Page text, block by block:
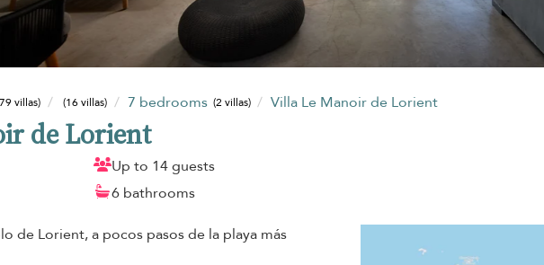
villas) (16 villas) 7 bedrooms (2 villas) Villa Le Manoir de Lorient
de Lorient
Up to 14 guests
6 bathrooms
de Lorient, a pocos pasos de la playa más